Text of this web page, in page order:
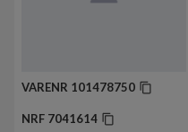
VARENR 101478750
NRF 7041614